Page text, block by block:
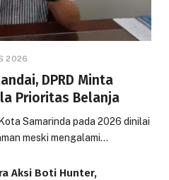
2026
DPRD Minta
Prioritas Belanja
Samarinda pada 2026 dinilai
meski mengalami…
Aksi Boti Hunter,